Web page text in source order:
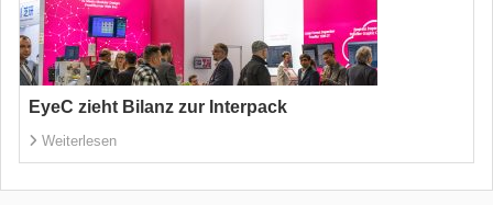
EyeC zieht Bilanz zur Interpack
Weiterlesen